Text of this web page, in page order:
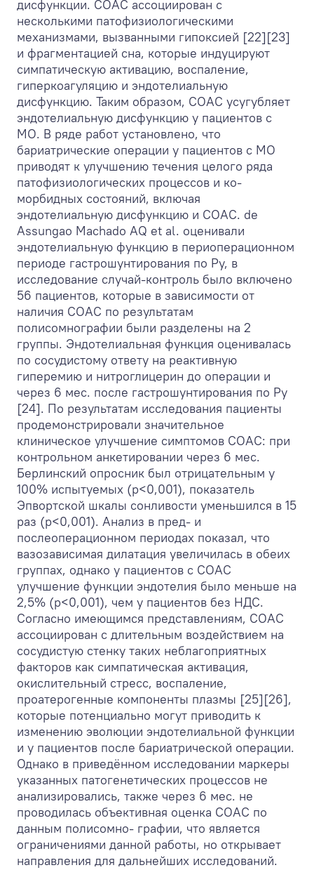
дисфункции. СОАС ассоциирован с
несколькими патофизиологическими
механизмами, вызванными гипоксией [22][23]
и фрагментацией сна, которые индуцируют
симпатическую активацию, воспаление,
гиперкоагуляцию и эндотелиальную
дисфункцию. Таким образом, СОАС усугубляет
эндотелиальную дисфункцию у пациентов с
МО. В ряде работ установлено, что
бариатрические операции у пациентов с МО
приводят к улучшению течения целого ряда
патофизиологических процессов и ко-
морбидных состояний, включая
эндотелиальную дисфункцию и СОАС. de
Assungao Machado AQ et al. оценивали
эндотелиальную функцию в периоперационном
периоде гастрошунтирования по Ру, в
исследование случай-контроль было включено
56 пациентов, которые в зависимости от
наличия СОАС по результатам
полисомнографии были разделены на 2
группы. Эндотелиальная функция оценивалась
по сосудистому ответу на реактивную
гиперемию и нитроглицерин до операции и
через 6 мес. после гастрошунтирования по Ру
[24]. По результатам исследования пациенты
продемонстрировали значительное
клиническое улучшение симптомов СОАС: при
контрольном анкетировании через 6 мес.
Берлинский опросник был отрицательным у
100% испытуемых (р<0,001), показатель
Эпвортской шкалы сонливости уменьшился в 15
раз (р<0,001). Анализ в пред- и
послеоперационном периодах показал, что
вазозависимая дилатация увеличилась в обеих
группах, однако у пациентов с СОАС
улучшение функции эндотелия было меньше на
2,5% (р<0,001), чем у пациентов без НДС.
Согласно имеющимся представлениям, СОАС
ассоциирован с длительным воздействием на
сосудистую стенку таких неблагоприятных
факторов как симпатическая активация,
окислительный стресс, воспаление,
проатерогенные компоненты плазмы [25][26],
которые потенциально могут приводить к
изменению эволюции эндотелиальной функции
и у пациентов после бариатрической операции.
Однако в приведённом исследовании маркеры
указанных патогенетических процессов не
анализировались, также через 6 мес. не
проводилась объективная оценка СОАС по
данным полисомно- графии, что является
ограничениями данной работы, но открывает
направления для дальнейших исследований.